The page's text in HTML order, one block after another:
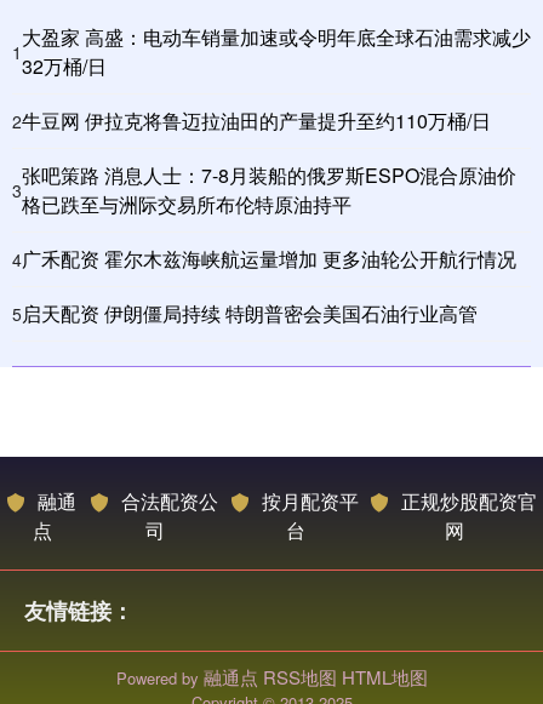
1
大盈家 高盛：电动车销量加速或令明年底全球石油需求减少
32万桶/日
2牛豆网 伊拉克将鲁迈拉油田的产量提升至约110万桶/日
3
张吧策路 消息人士：7-8月装船的俄罗斯ESPO混合原油价
格已跌至与洲际交易所布伦特原油持平
4广禾配资 霍尔木兹海峡航运量增加 更多油轮公开航行情况
5启天配资 伊朗僵局持续 特朗普密会美国石油行业高管
融通
点
合法配资公
司
按月配资平
台
正规炒股配资官
网
友情链接：
Powered by 融通点 RSS地图 HTML地图